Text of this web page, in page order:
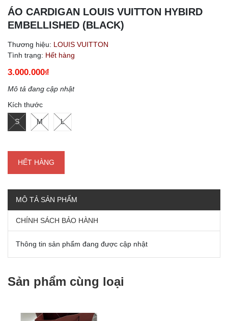
ÁO CARDIGAN LOUIS VUITTON HYBIRD
EMBELLISHED (BLACK)
Thương hiệu: LOUIS VUITTON
Tình trạng: Hết hàng
3.000.000₫
Mô tả đang cập nhật
Kích thước
S M L
HẾT HÀNG
MÔ TẢ SẢN PHẨM
CHÍNH SÁCH BẢO HÀNH
Thông tin sản phẩm đang được cập nhật
Sản phẩm cùng loại